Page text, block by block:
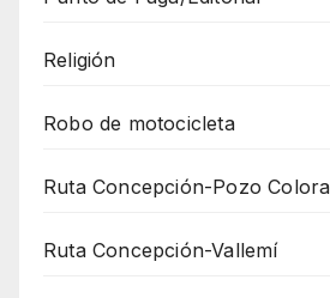
Religión
Robo de motocicleta
Ruta Concepción-Pozo
Ruta Concepción-Vallemí